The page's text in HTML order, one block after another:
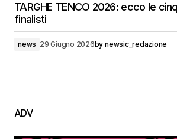
TARGHE TENCO 2026: ecco le
finalisti
news 29 Giugno 2026by newsic_redazione
ADV